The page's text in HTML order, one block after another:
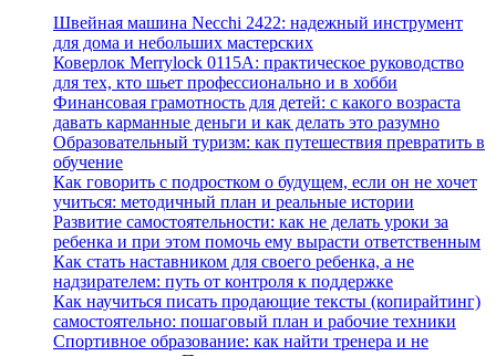
Швейная машина Necchi 2422: надежный инструмент
для дома и небольших мастерских
Коверлок Merrylock 0115A: практическое руководство
для тех, кто шьет профессионально и в хобби
Финансовая грамотность для детей: с какого возраста
давать карманные деньги и как делать это разумно
Образовательный туризм: как путешествия превратить в
обучение
Как говорить с подростком о будущем, если он не хочет
учиться: методичный план и реальные истории
Развитие самостоятельности: как не делать уроки за
ребенка и при этом помочь ему вырасти ответственным
Как стать наставником для своего ребенка, а не
надзирателем: путь от контроля к поддержке
Как научиться писать продающие тексты (копирайтинг)
самостоятельно: пошаговый план и рабочие техники
Спортивное образование: как найти тренера и не